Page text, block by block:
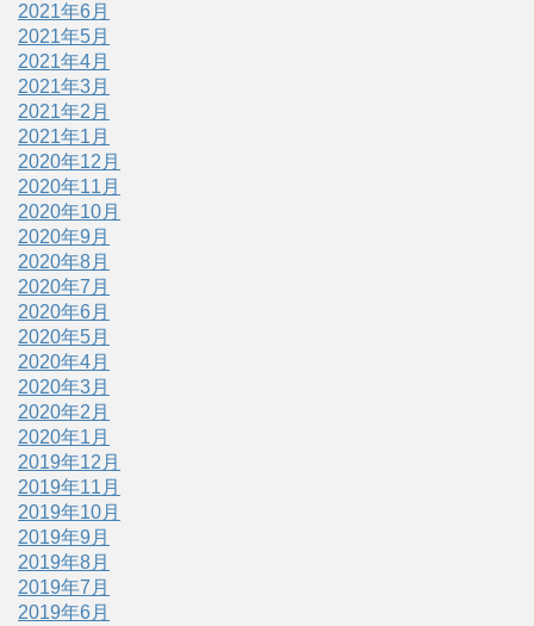
2021年6月
2021年5月
2021年4月
2021年3月
2021年2月
2021年1月
2020年12月
2020年11月
2020年10月
2020年9月
2020年8月
2020年7月
2020年6月
2020年5月
2020年4月
2020年3月
2020年2月
2020年1月
2019年12月
2019年11月
2019年10月
2019年9月
2019年8月
2019年7月
2019年6月